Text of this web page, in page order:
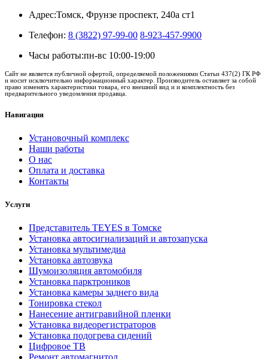
Адрес:Томск, Фрунзе проспект, 240а ст1
Телефон: 8 (3822) 97-99-00 8-923-457-9900
Часы работы:пн-вс 10:00-19:00
Сайт не является публичной офертой, определяемой положениями Статьи 437(2) ГК РФ
и носит исключительно информационный характер. Производитель оставляет за собой
право изменять характеристики товара, его внешний вид и и комплектность без
предварительного уведомления продавца.
Навигация
Установочный комплекс
Наши работы
О нас
Оплата и доставка
Контакты
Услуги
Представитель TEYES в Томске
Установка автосигнализаций и автозапуска
Установка мультимедиа
Установка автозвука
Шумоизоляция автомобиля
Установка парктроников
Установка камеры заднего вида
Тонировка стекол
Нанесение антигравийной пленки
Установка видеорегистраторов
Установка подогрева сидений
Цифровое ТВ